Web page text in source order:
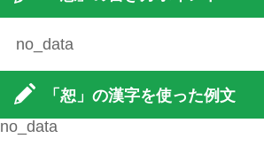
no_data
「恕」の漢字を使った例文
no_data